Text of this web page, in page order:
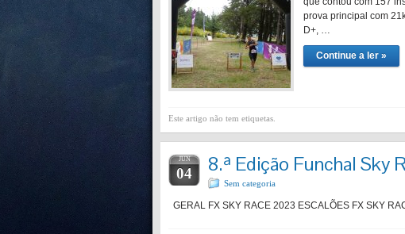
prova principal com
D+, …
Continue a ler »
Este artigo não tem etiquetas.
JUN
04 8.ª Edição Funchal Sky
Sem categoria
GERAL FX SKY RACE 2023 ESCALÕES FX SKY